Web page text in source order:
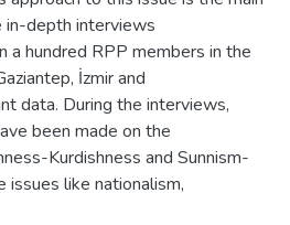
in-depth interviews
a hundred RPP members in the
İzmir and
data. During the interviews,
been made on the
Kurdishness and Sunnism-
like nationalism,